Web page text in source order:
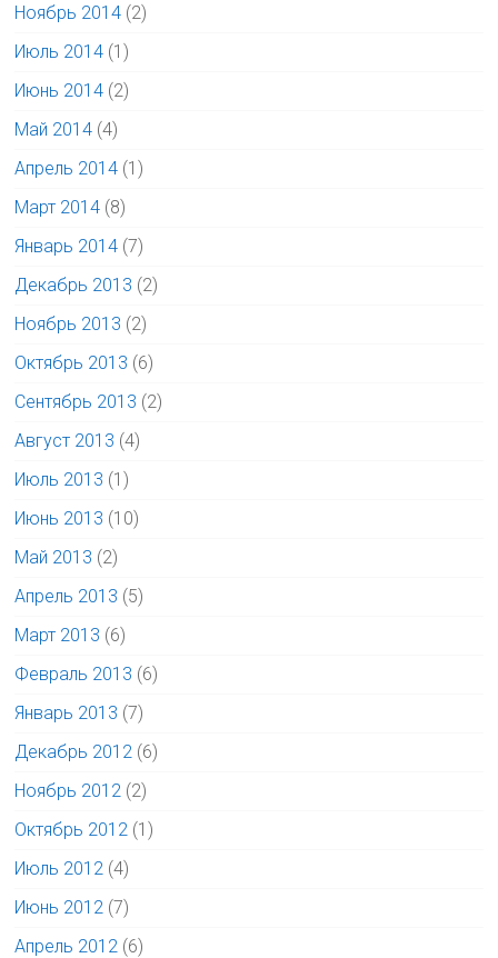
Ноябрь 2014 (2)
Июль 2014 (1)
Июнь 2014 (2)
Май 2014 (4)
Апрель 2014 (1)
Март 2014 (8)
Январь 2014 (7)
Декабрь 2013 (2)
Ноябрь 2013 (2)
Октябрь 2013 (6)
Сентябрь 2013 (2)
Август 2013 (4)
Июль 2013 (1)
Июнь 2013 (10)
Май 2013 (2)
Апрель 2013 (5)
Март 2013 (6)
Февраль 2013 (6)
Январь 2013 (7)
Декабрь 2012 (6)
Ноябрь 2012 (2)
Октябрь 2012 (1)
Июль 2012 (4)
Июнь 2012 (7)
Апрель 2012 (6)